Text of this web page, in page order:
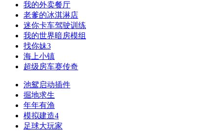
我的外卖餐厅
老爹的冰淇淋店
迷你卡车驾驶训练
我的世界暗房模组
找你妹3
海上小镇
超级房车赛传奇
池鸳启动插件
掘地求生
年年有渔
模拟建造4
足球大玩家